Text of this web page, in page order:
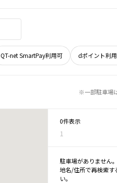
QT-net SmartPay利用可 dポイント利
※一部駐車場
0件表示
1
駐車場がありません。
地名/住所で再検索す
い。